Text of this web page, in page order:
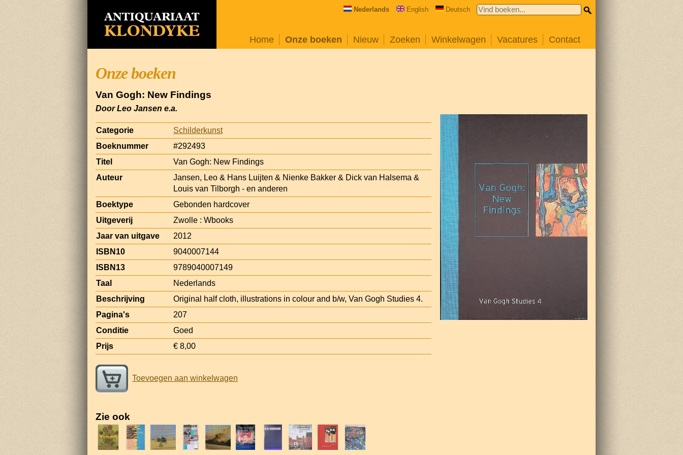
Nederlands English Deutsch
Home Onze boeken Nieuw Zoeken Winkelwagen Vacatures Contact
Onze boeken
Van Gogh: New Findings
Door Leo Jansen e.a.
Categorie
Schilderkunst
Boeknummer
#292493
Titel
Van Gogh: New Findings
Auteur
Jansen, Leo & Hans Luijten & Nienke Bakker & Dick van Halsema &
Louis van Tilborgh - en anderen
Boektype
Gebonden hardcover
Uitgeverij
Zwolle : Wbooks
Jaar van uitgave
2012
ISBN10
9040007144
ISBN13
9789040007149
Taal
Nederlands
Beschrijving
Original half cloth, illustrations in colour and b/w, Van Gogh Studies 4.
Pagina's
207
Conditie
Goed
Prijs
€ 8,00
Toevoegen aan winkelwagen
Zie ook